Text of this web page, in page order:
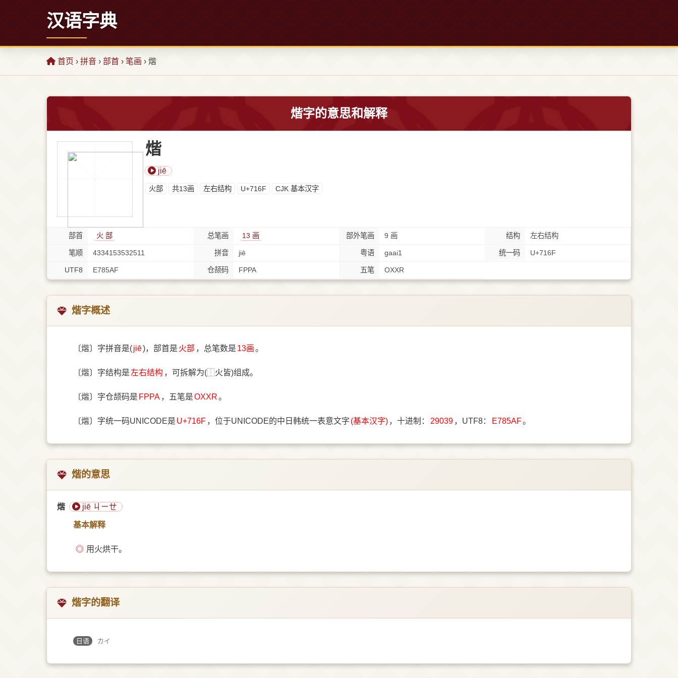
汉语字典
首页 › 拼音 › 部首 › 笔画 › 煯
煯字的意思和解释
煯
jiē
⽕部 共13画 左右结构 U+716F CJK 基本汉字
部首 ⽕ 部 总笔画 13 画 部外笔画 9 画 结构 左右结构
笔顺 4334153532511 拼音 jiē 粤语 gaai1 统一码 U+716F
UTF8 E785AF 仓颉码 FPPA 五笔 OXXR
煯字概述
〔煯〕字拼音是(jiē)，部首是 ⽕部 ，总笔数是 13画。
〔煯〕字结构是 左右结构 ，可拆解为(⿰火皆)组成。
〔煯〕字仓颉码是 FPPA ，五笔是OXXR。
〔煯〕字统一码UNICODE是 U+716F ，位于UNICODE的中日韩统一表意文字 (基本汉字) ，十进制： 29039 ，UTF8： E785AF。
煯的意思
煯 jiē ㄐㄧㄝ
基本解释
◎ 用火烘干。
煯字的翻译
日语 カイ